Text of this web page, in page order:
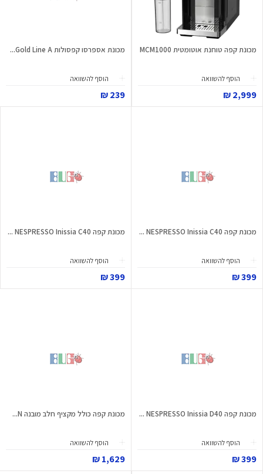
מכונת קפה טוחנת אוטומטית MCM1000
הוסף להשוואה
2,999 ₪
מכונת אספרסו קפסולות Gold Line A...
הוסף להשוואה
239 ₪
מכונת קפה NESPRESSO Inissia C40 ...
הוסף להשוואה
399 ₪
מכונת קפה NESPRESSO Inissia C40 ...
הוסף להשוואה
399 ₪
מכונת קפה NESPRESSO Inissia D40 ...
הוסף להשוואה
399 ₪
מכונת קפה כולל מקציף חלב מובנה N...
הוסף להשוואה
1,629 ₪